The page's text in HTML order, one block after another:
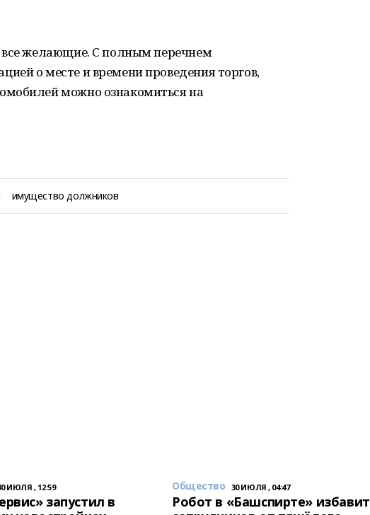
все желающие. С полным перечнем
о месте и времени проведения торгов,
можно ознакомиться на
имущество должников
ИЮЛЯ , 12:59
запустил в
Общество 30 ИЮЛЯ , 04:47
Робот в «Башспирте» избавит